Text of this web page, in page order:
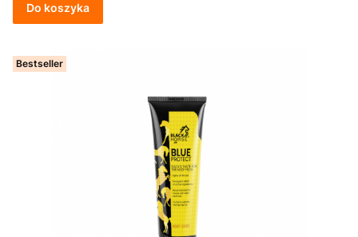
Do koszyka
Bestseller